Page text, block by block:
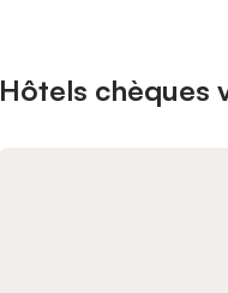
Hôtels chèques